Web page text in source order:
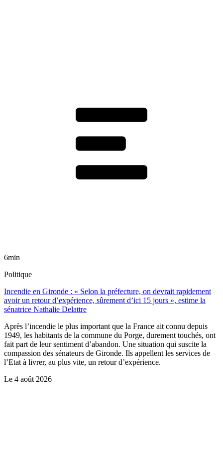
6min
Politique
Incendie en Gironde : « Selon la préfecture, on devrait rapidement
avoir un retour d’expérience, sûrement d’ici 15 jours », estime la
sénatrice Nathalie Delattre
Après l’incendie le plus important que la France ait connu depuis
1949, les habitants de la commune du Porge, durement touchés, ont
fait part de leur sentiment d’abandon. Une situation qui suscite la
compassion des sénateurs de Gironde. Ils appellent les services de
l’Etat à livrer, au plus vite, un retour d’expérience.
Le 4 août 2026